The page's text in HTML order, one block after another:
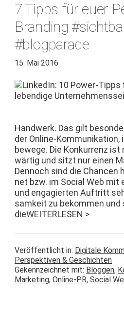
7 Tipps für euer
Branding
#blogparade
15. Mai 2016
Handw­erk. Das gilt
der Online-Kom­­mu­nika­­tion,
bewege. Die Konkur­renz
wär­tig und sitzt nur einen
Den­noch sind die Chan­cen
net bzw. im Social Web mit
und engagierten Auftritt
samkeit zu bekom­men und
dieWEITERLESEN >
Veröffentlicht in: Digitale
Perspektiven & Geschichten
Gekennzeichnet mit: Bloggen,
Marketing, Online-PR, Social